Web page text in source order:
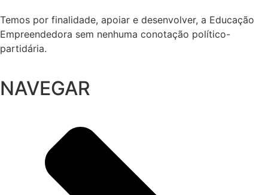
Temos por finalidade, apoiar e desenvolver, a Educação
Empreendedora sem nenhuma conotação político-
partidária.
NAVEGAR